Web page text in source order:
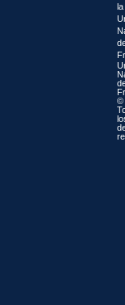
la
©